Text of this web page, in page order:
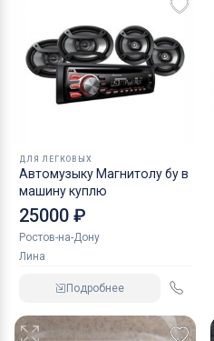
ДЛЯ ЛЕГКОВЫХ
Автомузыку Магнитолу бу в
машину куплю
25000 ₽
Ростов-на-Дону
Лина
Подробнее